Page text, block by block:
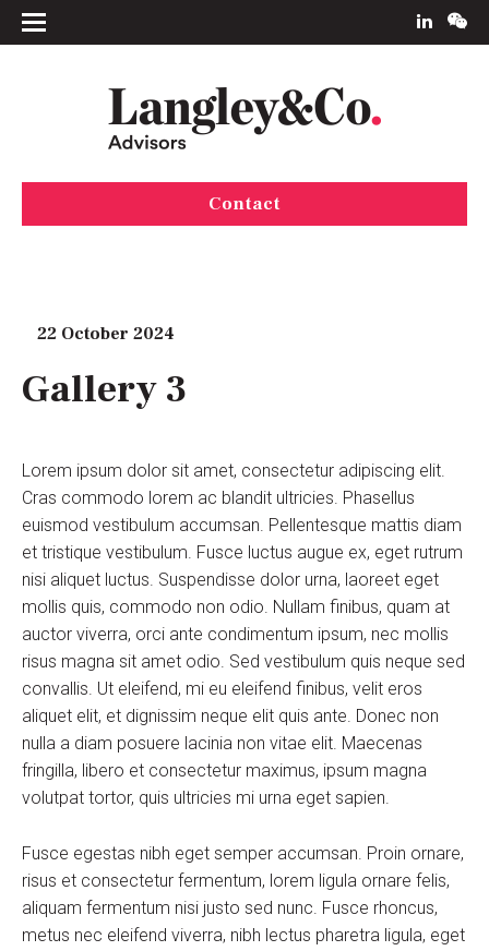
Contact
22 October 2024
Gallery 3
Lorem ipsum dolor sit amet, consectetur adipiscing elit.
Cras commodo lorem ac blandit ultricies. Phasellus
euismod vestibulum accumsan. Pellentesque mattis diam
et tristique vestibulum. Fusce luctus augue ex, eget rutrum
nisi aliquet luctus. Suspendisse dolor urna, laoreet eget
mollis quis, commodo non odio. Nullam finibus, quam at
auctor viverra, orci ante condimentum ipsum, nec mollis
risus magna sit amet odio. Sed vestibulum quis neque sed
convallis. Ut eleifend, mi eu eleifend finibus, velit eros
aliquet elit, et dignissim neque elit quis ante. Donec non
nulla a diam posuere lacinia non vitae elit. Maecenas
fringilla, libero et consectetur maximus, ipsum magna
volutpat tortor, quis ultricies mi urna eget sapien.
Fusce egestas nibh eget semper accumsan. Proin ornare,
risus et consectetur fermentum, lorem ligula ornare felis,
aliquam fermentum nisi justo sed nunc. Fusce rhoncus,
metus nec eleifend viverra, nibh lectus pharetra ligula, eget